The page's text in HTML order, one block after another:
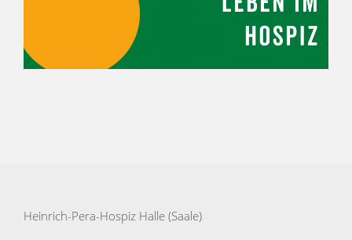
Heinrich-Pera-Hospiz Halle (Saale)